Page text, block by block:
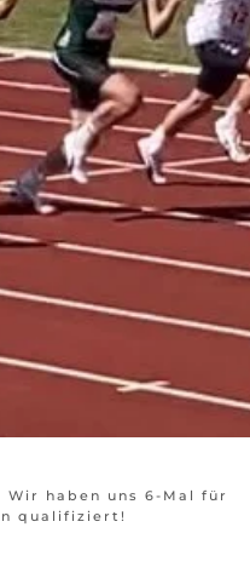
Wir haben uns 6-Mal für
qualifiziert!